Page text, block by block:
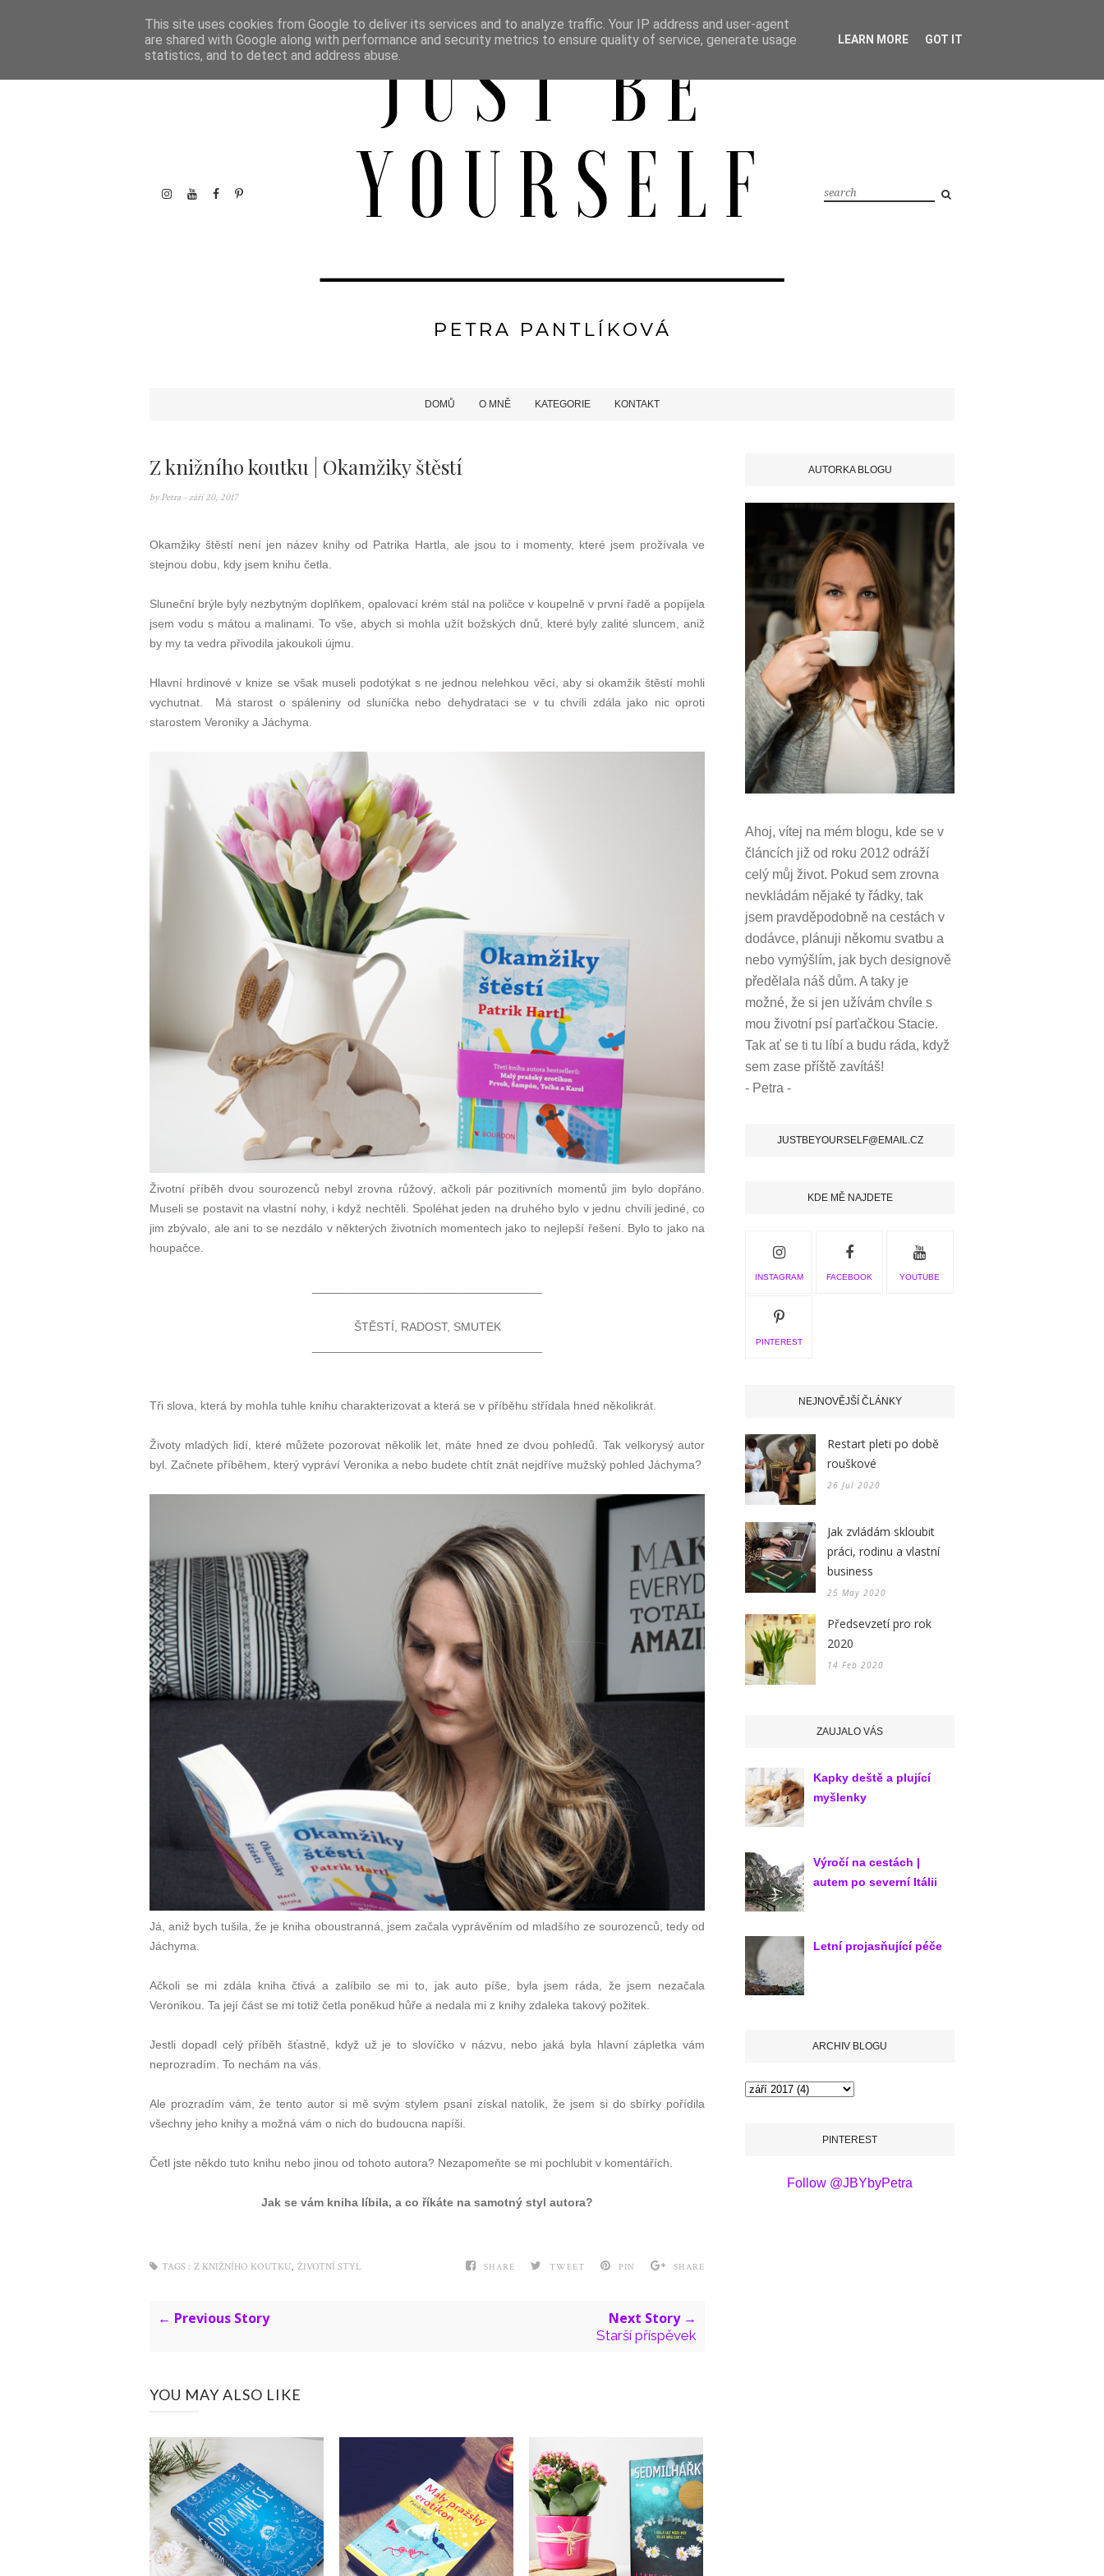
DOMŮ O MNĚ KATEGORIE KONTAKT
Z knižního koutku | Okamžiky štěstí
by Petra - září 20, 2017
Okamžiky štěstí není jen název knihy od Patrika Hartla, ale jsou to i momenty, které jsem prožívala ve
stejnou dobu, kdy jsem knihu četla.
Sluneční brýle byly nezbytným doplňkem, opalovací krém stál na poličce v koupelně v první řadě a popíjela
jsem vodu s mátou a malinami. To vše, abych si mohla užít božských dnů, které byly zalité sluncem, aniž
by my ta vedra přivodila jakoukoli újmu.
Hlavní hrdinové v knize se však museli podotýkat s ne jednou nelehkou věcí, aby si okamžik štěstí mohli
vychutnat. Má starost o spáleniny od sluníčka nebo dehydrataci se v tu chvíli zdála jako nic oproti
starostem Veroniky a Jáchyma.
Životní příběh dvou sourozenců nebyl zrovna růžový, ačkoli pár pozitivních momentů jim bylo dopřáno.
Museli se postavit na vlastní nohy, i když nechtěli. Spoléhat jeden na druhého bylo v jednu chvíli jediné, co
jim zbývalo, ale ani to se nezdálo v některých životních momentech jako to nejlepší řešení. Bylo to jako na
houpačce.
ŠTĚSTÍ, RADOST, SMUTEK
Tři slova, která by mohla tuhle knihu charakterizovat a která se v příběhu střídala hned několikrát.
Životy mladých lidí, které můžete pozorovat několik let, máte hned ze dvou pohledů. Tak velkorysý autor
byl. Začnete příběhem, který vypráví Veronika a nebo budete chtít znát nejdříve mužský pohled Jáchyma?
Já, aniž bych tušila, že je kniha oboustranná, jsem začala vyprávěním od mladšího ze sourozenců, tedy od
Jáchyma.
Ačkoli se mi zdála kniha čtivá a zalíbilo se mi to, jak auto píše, byla jsem ráda, že jsem nezačala
Veronikou. Ta její část se mi totiž četla poněkud hůře a nedala mi z knihy zdaleka takový požitek.
Jestli dopadl celý příběh šťastně, když už je to slovíčko v názvu, nebo jaká byla hlavní zápletka vám
neprozradím. To nechám na vás.
Ale prozradím vám, že tento autor si mě svým stylem psaní získal natolik, že jsem si do sbírky pořídila
všechny jeho knihy a možná vám o nich do budoucna napíši.
Četl jste někdo tuto knihu nebo jinou od tohoto autora? Nezapomeňte se mi pochlubit v komentářích.
Jak se vám kniha líbila, a co říkáte na samotný styl autora?
SHARE TWEET PIN SHARE
TAGS : Z KNIŽNÍHO KOUTKU, ŽIVOTNÍ STYL
← Previous Story Next Story →
Starší příspěvek
YOU MAY ALSO LIKE
AUTORKA BLOGU
Ahoj, vítej na mém blogu, kde se v
článcích již od roku 2012 odráží
celý můj život. Pokud sem zrovna
nevkládám nějaké ty řádky, tak
jsem pravděpodobně na cestách v
dodávce, plánuji někomu svatbu a
nebo vymýšlím, jak bych designově
předělala náš dům.A taky je
možné, že si jen užívám chvíle s
mou životní psí parťačkou Stacie.
Tak ať se ti tu líbí a budu ráda, když
sem zase příště zavítáš!
- Petra -
JUSTBEYOURSELF@EMAIL.CZ
KDE MĚ NAJDETE
INSTAGRAM FACEBOOK YOUTUBE
PINTEREST
NEJNOVĚJŠÍ ČLÁNKY
Restart pleti po době
rouškové
26 Jul 2020
Jak zvládám skloubit
práci, rodinu a vlastní
business
25 May 2020
Předsevzetí pro rok
2020
14 Feb 2020
ZAUJALO VÁS
Kapky deště a plující
myšlenky
Výročí na cestách |
autem po severní Itálii
Letní projasňující péče
ARCHIV BLOGU
PINTEREST
Follow @JBYbyPetra
This site uses cookies from Google to deliver its services and to analyze traffic. Your IP address and user-agent
are shared with Google along with performance and security metrics to ensure quality of service, generate usage
statistics, and to detect and address abuse.
LEARN MORE GOT IT